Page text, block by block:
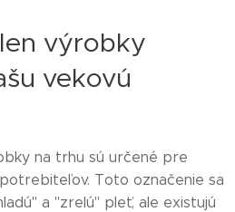
výrobky
vekovú
na trhu sú určené pre
Toto označenie sa
a "zrelú" pleť, ale existujú